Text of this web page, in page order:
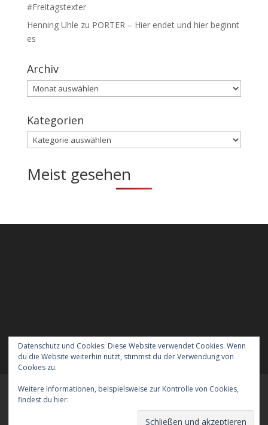
#Freitagstexter
Henning Uhle zu PORTER – Hier endet und hier beginnt
es
Archiv
Archiv
Kategorien
Kategorien
Meist gesehen
Datenschutz und Cookies: Diese Website verwendet Cookies. Wenn
du die Website weiterhin nutzt, stimmst du der Verwendung von
Cookies zu.
Weitere Informationen, beispielsweise zur Kontrolle von Cookies,
findest du hier:
Meraner Höhenweg wandern mit Hund
Verreisen mit Hund nach England
Das Impressum